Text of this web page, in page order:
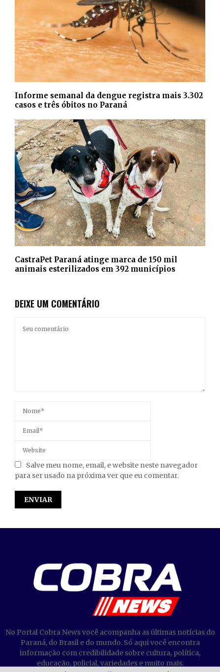
Informe semanal da dengue registra mais 3.302
casos e três óbitos no Paraná
CastraPet Paraná atinge marca de 150 mil
animais esterilizados em 392 municípios
DEIXE UM COMENTÁRIO
Salve meu nome, email, e website neste navegador
para ser usado na próxima ver que eu comentar.
No Portal Cobra News você acompanha as últimas notícias do
Paraná, do Brasil e do mundo. Só aqui você encontra
informação com credibilidade sobre cultura, política,
educação, policial, variedades e muito mais.